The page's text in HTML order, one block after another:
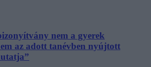
nem a gyerek
az adott tanévben nyújtott